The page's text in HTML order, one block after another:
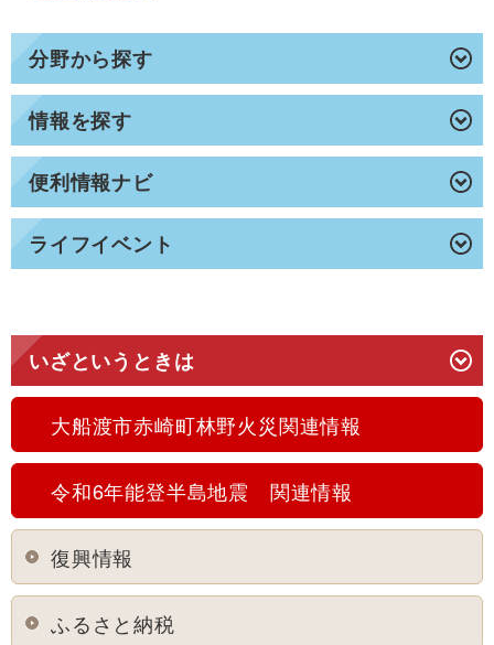
分野から探す
情報を探す
便利情報ナビ
ライフイベント
いざというときは
大船渡市赤崎町林野火災関連情報
令和6年能登半島地震 関連情報
復興情報
ふるさと納税